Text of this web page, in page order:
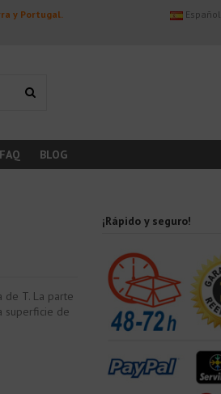
y Portugal. Español
FAQ BLOG
de T. La parte
superficie de
¡Rápido y seguro!